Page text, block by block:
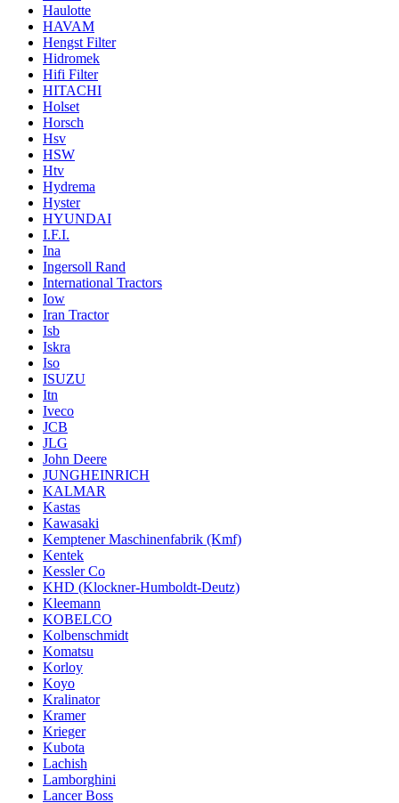
Haulotte
HAVAM
Hengst Filter
Hidromek
Hifi Filter
HITACHI
Holset
Horsch
Hsv
HSW
Htv
Hydrema
Hyster
HYUNDAI
I.F.I.
Ina
Ingersoll Rand
International Tractors
Iow
Iran Tractor
Isb
Iskra
Iso
ISUZU
Itn
Iveco
JCB
JLG
John Deere
JUNGHEINRICH
KALMAR
Kastas
Kawasaki
Kemptener Maschinenfabrik (Kmf)
Kentek
Kessler Co
KHD (Klockner-Humboldt-Deutz)
Kleemann
KOBELCO
Kolbenschmidt
Komatsu
Korloy
Koyo
Kralinator
Kramer
Krieger
Kubota
Lachish
Lamborghini
Lancer Boss